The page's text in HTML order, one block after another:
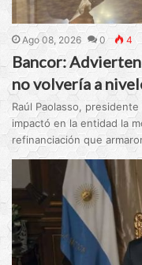
Ago 08, 2026 0 4
Bancor:
no volvería a
Raúl Paolasso,
impactó en la entidad la
refinanciación que